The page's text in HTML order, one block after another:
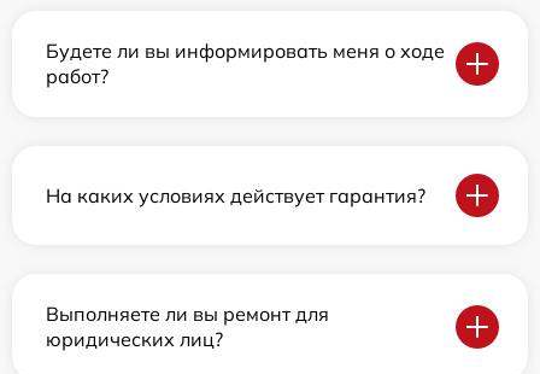
Будете ли вы информировать меня о ходе
работ?
На каких условиях действует гарантия?
Выполняете ли вы ремонт для
юридических лиц?